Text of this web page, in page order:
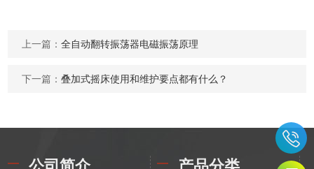
上一篇：全自动翻转振荡器电磁振荡原理
下一篇：叠加式摇床使用和维护要点都有什么？